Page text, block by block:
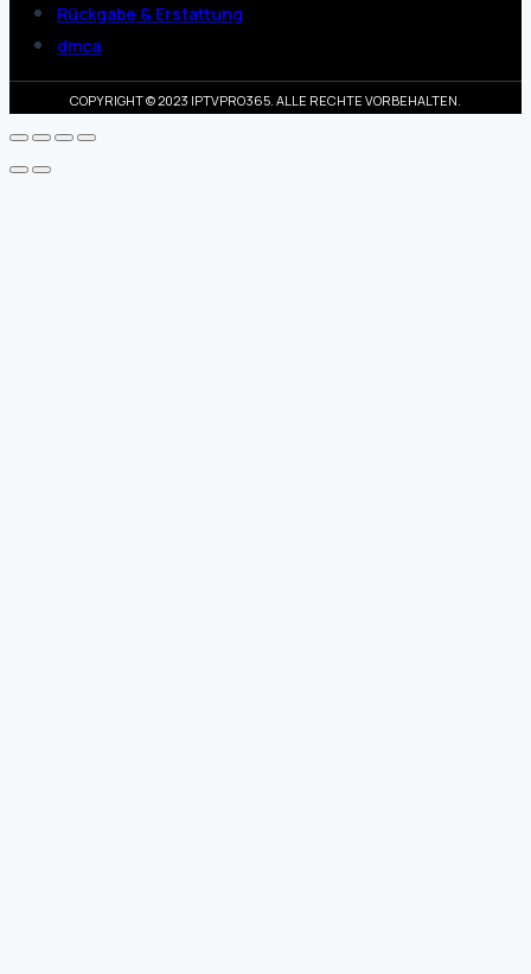
Rückgabe & Erstattung
dmca
COPYRIGHT © 2023 IPTVPRO365. ALLE RECHTE VORBEHALTEN.